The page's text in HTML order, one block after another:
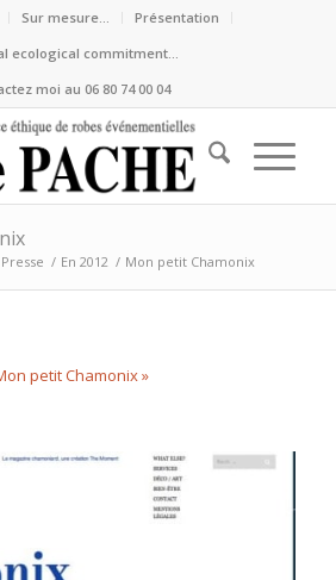
Sur mesure…
Présentation
ecological commitment…
moi au 06 80 74 00 04
Presse / En 2012 / Mon petit Chamonix
petit Chamonix »